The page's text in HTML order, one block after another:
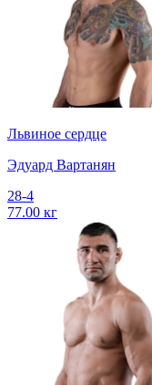
Львиное сердце
Эдуард Вартанян
28-4
77.00 кг